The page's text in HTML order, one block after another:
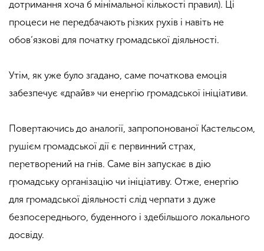
дотримання хоча б мінімальної кількості правил). Ці
процеси не передбачають різких рухів і навіть не
обов’язкові для початку громадської діяльності.
Утім, як уже було згадано, саме початкова емоція
забезпечує «драйв» чи енергію громадської ініціативи.
Повертаючись до аналогії, запропонованої Кастельсом,
рушієм громадської дії є первинний страх,
перетворений на гнів. Саме він запускає в дію
громадську організацію чи ініціативу. Отже, енергію
для громадської діяльності слід черпати з дуже
безпосереднього, буденного і здебільшого локального
досвіду.